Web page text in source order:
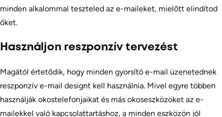
minden alkalommal teszteled az e-maileket, mielőtt elindítod
őket.
Használjon reszponzív tervezést
Magától értetődik, hogy minden gyorsító e-mail üzenetednek
reszponzív e-mail designt kell használnia. Mivel egyre többen
használják okostelefonjaikat és más okoseszközöket az e-
mailekkel való kapcsolattartáshoz, a minden eszközön jól